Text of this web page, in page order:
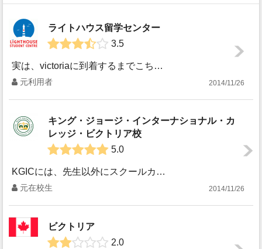
ライトハウス留学センター
3.5
実は、victoriaに到着するまでこちらのエージェントの存在は知らず、日本で使っていたエージェントが到着後の送迎をこちらのエージェントの方に頼んでいたみ...
元利用者 2014/11/26
キング・ジョージ・インターナショナル・カ
レッジ・ビクトリア校
5.0
KGICには、先生以外にスクールカウンセラーの方がいます。日本人、韓国人、サウジアラビア？のカウンセラーがいました。この部屋だけは、学校内であっても母国語...
元在校生 2014/11/26
ビクトリア
2.0